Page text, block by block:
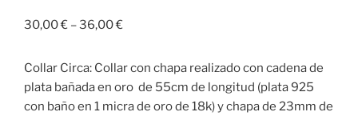
30,00€ –36,00€
Collar Circa: Collar con chapa realizado con cadena de
plata bañada en oro de 55cm de longitud (plata 925
con baño en 1 micra de oro de 18k) y chapa de 23mm de